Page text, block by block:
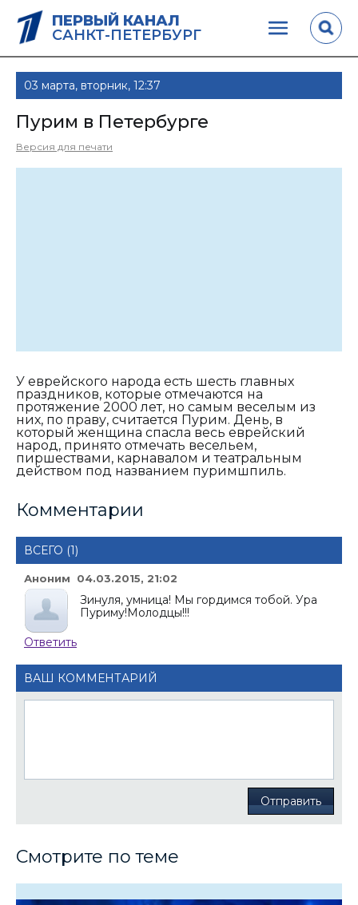
ПЕРВЫЙ КАНАЛ
САНКТ-ПЕТЕРБУРГ
03 марта, вторник, 12:37
Пурим в Петербурге
Версия для печати
У еврейского народа есть шесть главных
праздников, которые отмечаются на
протяжение 2000 лет, но самым веселым из
них, по праву, считается Пурим. День, в
который женщина спасла весь еврейский
народ, принято отмечать весельем,
пиршествами, карнавалом и театральным
действом под названием пуримшпиль.
Комментарии
ВСЕГО (1)
Аноним 04.03.2015, 21:02
Зинуля, умница! Мы гордимся тобой. Ура
Пуриму!Молодцы!!!
Ответить
ВАШ КОММЕНТАРИЙ
Отправить
Смотрите по теме